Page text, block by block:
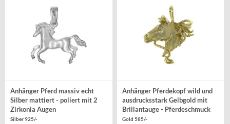
Anhänger Pferd massiv echt
Silber mattiert - poliert mit 2
Zirkonia Augen
Silber 925/-
Anhänger Pferdekopf wild und
ausdrucksstark Gelbgold mit
Brillantauge - Pferdeschmuck
Gold 585/-